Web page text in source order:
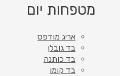
מטפחות יום
אריג מודפס
בד גובלן
בד כותנה
בד קומו